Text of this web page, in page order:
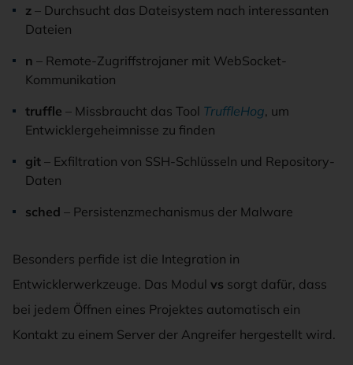
z – Durchsucht das Dateisystem nach interessanten
Dateien
n – Remote-Zugriffstrojaner mit WebSocket-
Kommunikation
truffle – Missbraucht das Tool TruffleHog, um
Entwicklergeheimnisse zu finden
git – Exfiltration von SSH-Schlüsseln und Repository-
Daten
sched – Persistenzmechanismus der Malware
Besonders perfide ist die Integration in
Entwicklerwerkzeuge. Das Modul vs sorgt dafür, dass
bei jedem Öffnen eines Projektes automatisch ein
Kontakt zu einem Server der Angreifer hergestellt wird.